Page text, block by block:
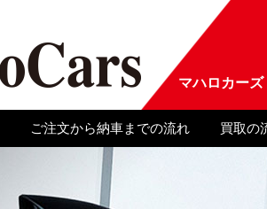
マハロカーズ
ご注文から納車までの流れ 買取の